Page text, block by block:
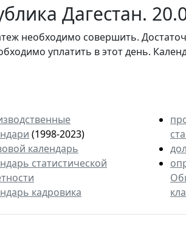
Дагестан.
необходимо совершить.
уплатить в этот день.
(1998-2023)
календарь
статистической
кадровика